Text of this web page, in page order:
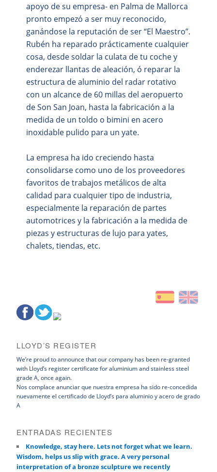
apoyo de su empresa- en Palma de Mallorca
pronto empezó a ser muy reconocido,
ganándose la reputación de ser “El Maestro”.
Rubén ha reparado prácticamente cualquier
cosa, desde soldar la culata de tu coche y
enderezar llantas de aleación, ó reparar la
estructura de aluminio del radar rotativo
con un alcance de 60 millas del aeropuerto
de Son San Joan, hasta la fabricación a la
medida de un toldo o bimini en acero
inoxidable pulido para un yate.
La empresa ha ido creciendo hasta
consolidarse como uno de los proveedores
favoritos de trabajos metálicos de alta
calidad para cualquier tipo de industria,
especialmente la reparación de partes
automotrices y la fabricación a la medida de
piezas y estructuras de lujo para yates,
chalets, tiendas, etc.
LLOYD’S REGISTER
We’re proud to announce that our company has been re-granted
with Lloyd’s register certificate for aluminium and stainless steel
grade A, once again.
Nos complace anunciar que nuestra empresa ha sido re-concedida
nuevamente el certificado de Lloyd’s para aluminio y acero de grado
A
ENTRADAS RECIENTES
Knowledge, stay here. Lets not forget what we learn.
Wisdom, helps us slip with grace. A very personal
interpretation of a bronze sculpture we recently